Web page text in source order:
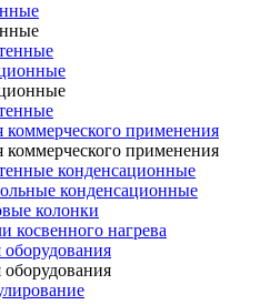
коммерческого применения
коммерческого применения
конденсационные
конденсационные
колонки
косвенного нагрева